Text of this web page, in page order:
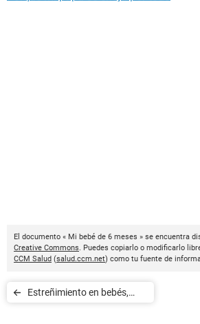
El documento « Mi bebé de 6 meses » se encuentra
Creative Commons. Puedes copiarlo o modificarlo
CCM Salud (salud.ccm.net) como tu fuente de
Estreñimiento en bebés,